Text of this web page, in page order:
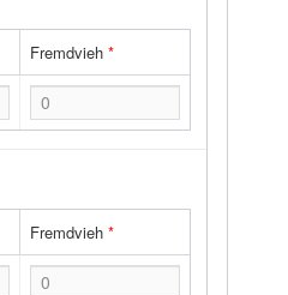
Fremdvieh*
Fremdvieh*